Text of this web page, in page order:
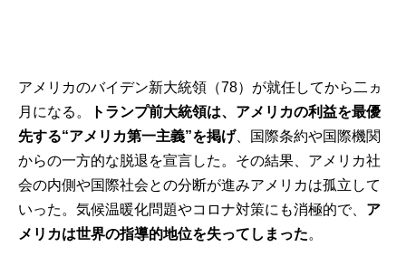
アメリカのバイデン新大統領（78）が就任してから二ヵ
月になる。
トランプ前大統領は、アメリカの利益を最優
先する“アメリカ第一主義”を掲げ、国際条約や国際機関
からの一方的な脱退を宣言した。その結果、アメリカ社
会の内側や国際社会との分断が進みアメリカは孤立して
いった。気候温暖化問題やコロナ対策にも消極的で、 ア
メリカは世界の指導的地位を失ってしまった。